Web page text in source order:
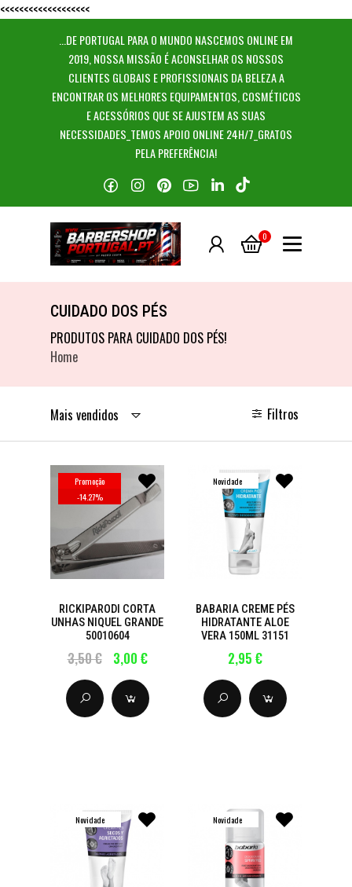
<<<<<<<<<<<<<<<<<<<
...DE PORTUGAL PARA O MUNDO NASCEMOS ONLINE EM
2019, NOSSA MISSÃO É ACONSELHAR OS NOSSOS
CLIENTES GLOBAIS E PROFISSIONAIS DA BELEZA A
ENCONTRAR OS MELHORES EQUIPAMENTOS, COSMÉTICOS
E ACESSÓRIOS QUE SE AJUSTEM AS SUAS
NECESSIDADES_TEMOS APOIO ONLINE 24H/7_GRATOS
PELA PREFERÊNCIA!
0
CUIDADO DOS PÉS
CUIDADO DOS PÉS
PRODUTOS PARA CUIDADO DOS PÉS!
Home
Mais vendidos Filtros
Promoção
-14.27%
RICKIPARODI CORTA
UNHAS NIQUEL GRANDE
50010604
3,50 € 3,00 €
Novidade
BABARIA CREME PÉS
HIDRATANTE ALOE
VERA 150ML 31151
2,95 €
Novidade Novidade